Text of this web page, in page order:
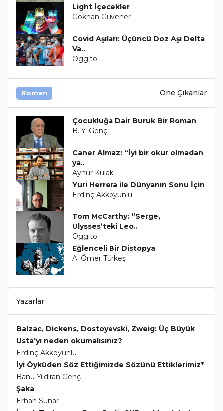
Light İçecekler
Gökhan Güvener
Covid Aşıları: Üçüncü Doz Aşı Delta
Va..
Oggito
Roman Öne Çıkanlar
Çocukluğa Dair Buruk Bir Roman
B. Y. Genç
Caner Almaz: “İyi bir okur olmadan
ya..
Aynur Kulak
Yuri Herrera ile Dünyanın Sonu İçin
Erdinç Akkoyunlu
Tom McCarthy: “Serge,
Ulysses’teki Leo..
Oggito
Eğlenceli Bir Distopya
A. Ömer Türkeş
Yazarlar
Balzac, Dickens, Dostoyevski, Zweig: Üç Büyük
Usta'yı neden okumalısınız?
Erdinç Akkoyunlu
İyi Öyküden Söz Ettiğimizde Sözünü Ettiklerimiz*
Banu Yıldıran Genç
Şaka
Erhan Sunar